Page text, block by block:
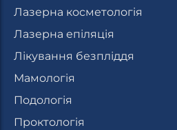
Лазерна косметологія
Лазерна епіляція
Лікування безпліддя
Мамологія
Подологія
Проктологія